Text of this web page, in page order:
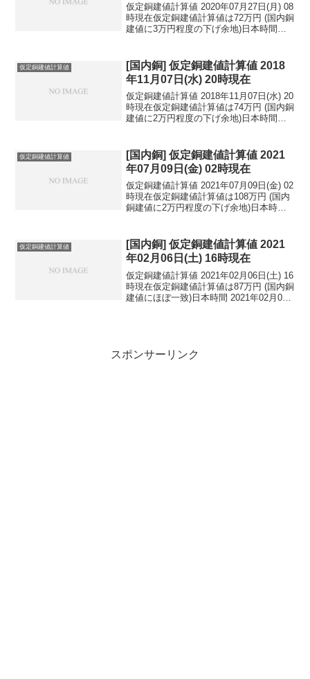
仮定銅建値計算値 2020年07月27日(月) 08
時現在仮定銅建値計算値は72万円 (国内銅
建値に3万円程度の下げ余地)日本時間
民元：1...
仮定銅建値計算値
[国内銅] 仮定銅建値計算値 2018
年11月07日(水) 20時現在
仮定銅建値計算値 2018年11月07日(水) 20
時現在仮定銅建値計算値は74万円 (国内銅
建値に2万円程度の下げ余地)日本時間
民元：1...
仮定銅建値計算値
[国内銅] 仮定銅建値計算値 2021
年07月09日(金) 02時現在
仮定銅建値計算値 2021年07月09日(金) 02
時現在仮定銅建値計算値は108万円 (国内
銅建値に2万円程度の下げ余地)日本時間
民元：...
仮定銅建値計算値
[国内銅] 仮定銅建値計算値 2021
年02月06日(土) 16時現在
仮定銅建値計算値 2021年02月06日(土) 16
時現在仮定銅建値計算値は87万円 (国内銅
建値にほぼ一致)日本時間 2021年02月06
スポンサーリンク